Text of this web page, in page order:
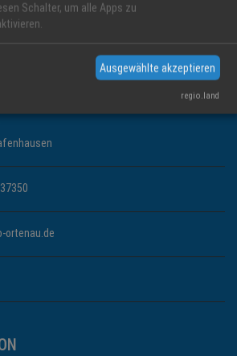
ortenau.de
Schalter, um alle Apps zu
Ausgewählte akzeptieren
regio.land